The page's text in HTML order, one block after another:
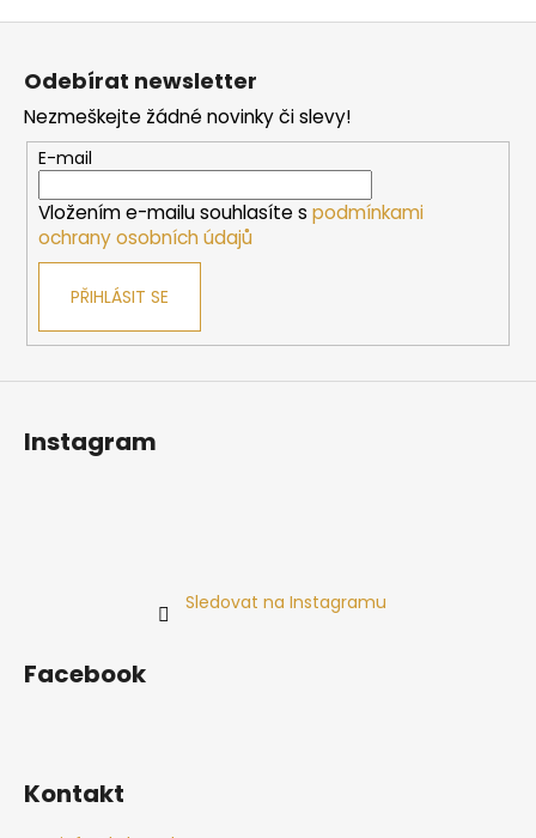
PARAFÍNOVÝ
IMPREGNAČNÍ
OLEJ
HARVIA,
500
ML
337
Kč
Z
Odebírat newsletter
Nezmeškejte žádné novinky či slevy!
E-mail
Vložením e-mailu souhlasíte s podmínkami
ochrany osobních údajů
PŘIHLÁSIT SE
Instagram
Sledovat na Instagramu
Facebook
Kontakt